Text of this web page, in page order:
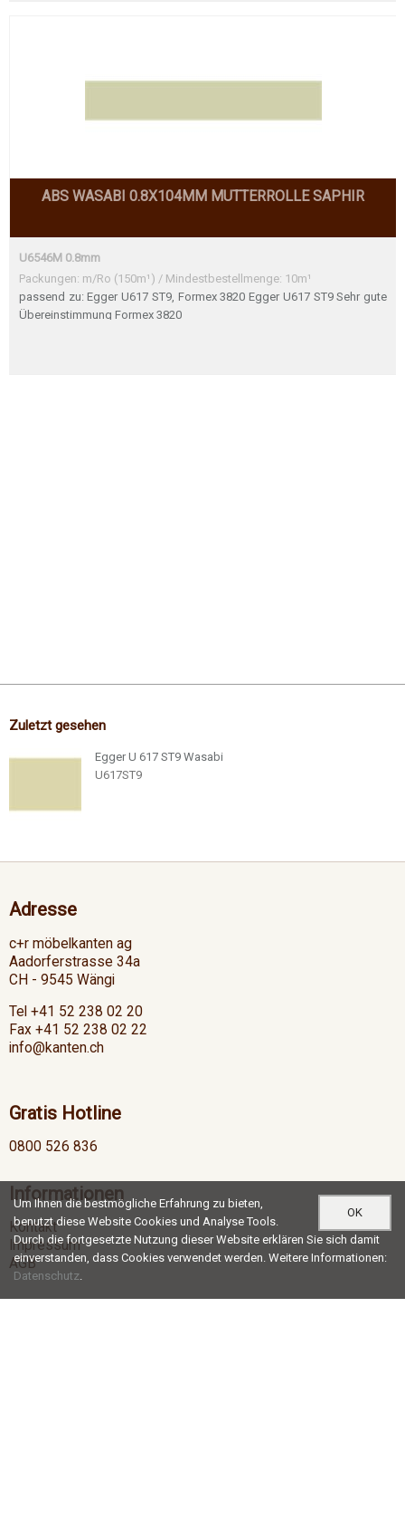
ABS WASABI 0.8X104MM MUTTERROLLE SAPHIR
U6546M 0.8mm
Packungen: m/Ro (150m¹) / Mindestbestellmenge: 10m¹
passend zu: Egger U617 ST9, Formex 3820 Egger U617 ST9 Sehr gute
Übereinstimmung Formex 3820
Zuletzt gesehen
Egger U 617 ST9 Wasabi
U617ST9
Adresse
c+r möbelkanten ag
Aadorferstrasse 34a
CH - 9545 Wängi
Tel +41 52 238 02 20
Fax +41 52 238 02 22
info@kanten.ch
Gratis Hotline
0800 526 836
Informationen
Kontakt
Impressum
AGB
OK
Um Ihnen die bestmögliche Erfahrung zu bieten,
benutzt diese Website Cookies und Analyse Tools.
Durch die fortgesetzte Nutzung dieser Website erklären Sie sich damit
einverstanden, dass Cookies verwendet werden. Weitere Informationen:
Datenschutz.